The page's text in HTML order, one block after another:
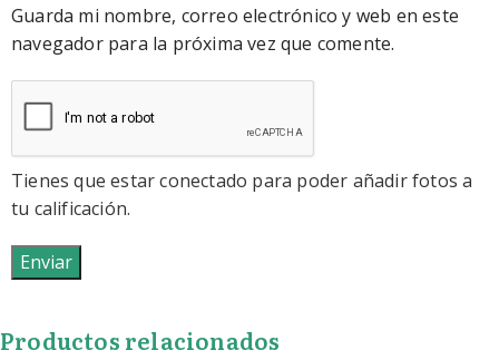
Guarda mi nombre, correo electrónico y web en este
navegador para la próxima vez que comente.
Tienes que estar conectado para poder añadir fotos a
tu calificación.
Productos relacionados